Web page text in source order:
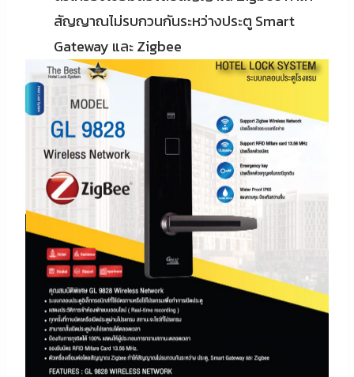
สัญญาณไม่รบกวนกันระหว่างประตู Smart
Gateway และ Zigbee